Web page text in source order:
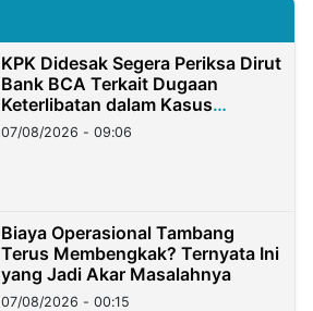
KPK Didesak Segera Periksa Dirut
Bank BCA Terkait Dugaan
Keterlibatan dalam Kasus
Hilangnya Dana Nasabah Rp2,58
Miliar
07/08/2026 - 09:06
Biaya Operasional Tambang
Terus Membengkak? Ternyata Ini
yang Jadi Akar Masalahnya
07/08/2026 - 00:15